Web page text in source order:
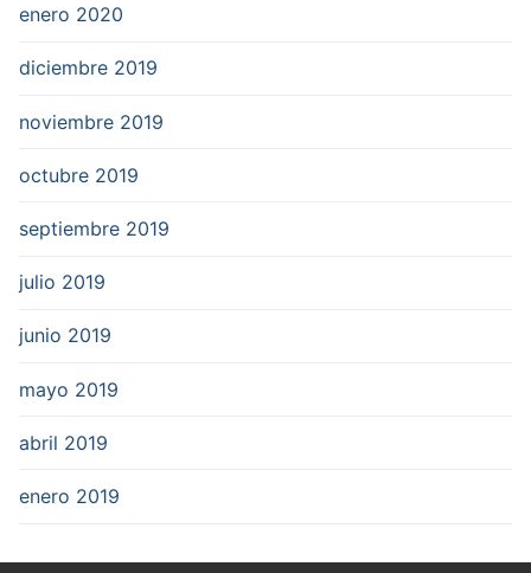
enero 2020
diciembre 2019
noviembre 2019
octubre 2019
septiembre 2019
julio 2019
junio 2019
mayo 2019
abril 2019
enero 2019